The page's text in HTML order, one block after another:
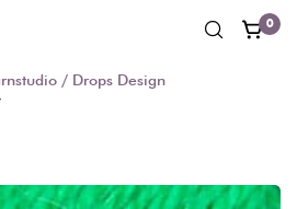
0
/ Drops Design